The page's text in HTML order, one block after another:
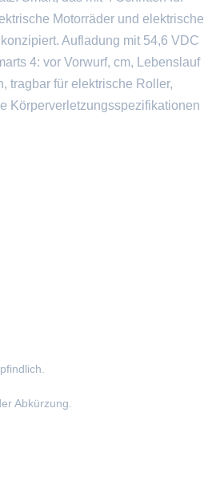
Motorräder und elektrische
Aufladung mit 54,6 VDC
4: vor Vorwurf, cm, Lebenslauf
tragbar für elektrische Roller,
Körperverletzungsspezifikationen
Abkürzung.